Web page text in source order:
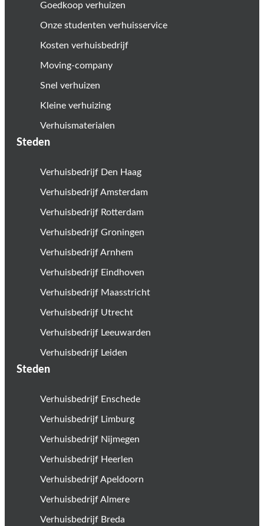
Goedkoop verhuizen
Onze studenten verhuisservice
Kosten verhuisbedrijf
Moving-company
Snel verhuizen
Kleine verhuizing
Verhuismaterialen
Steden
Verhuisbedrijf Den Haag
Verhuisbedrijf Amsterdam
Verhuisbedrijf Rotterdam
Verhuisbedrijf Groningen
Verhuisbedrijf Arnhem
Verhuisbedrijf Eindhoven
Verhuisbedrijf Maasstricht
Verhuisbedrijf Utrecht
Verhuisbedrijf Leeuwarden
Verhuisbedrijf Leiden
Steden
Verhuisbedrijf Enschede
Verhuisbedrijf Limburg
Verhuisbedrijf Nijmegen
Verhuisbedrijf Heerlen
Verhuisbedrijf Apeldoorn
Verhuisbedrijf Almere
Verhuisbedrijf Breda